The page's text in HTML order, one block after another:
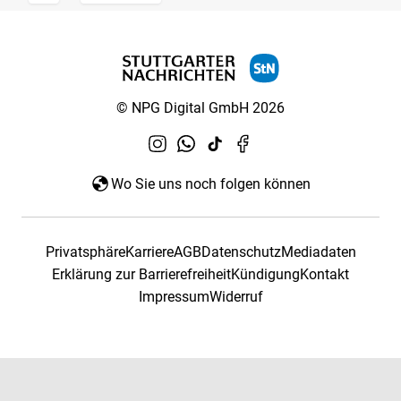
© NPG Digital GmbH 2026
Wo Sie uns noch folgen können
PrivatsphäreKarriereAGBDatenschutzMediadaten
Erklärung zur BarrierefreiheitKündigungKontakt
ImpressumWiderruf